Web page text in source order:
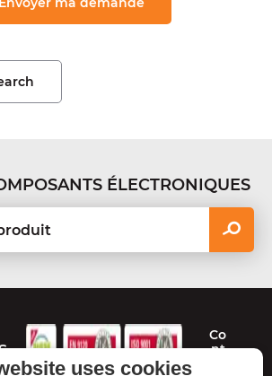
ÉLECTRONIQUES
Co
nt
uses cookies